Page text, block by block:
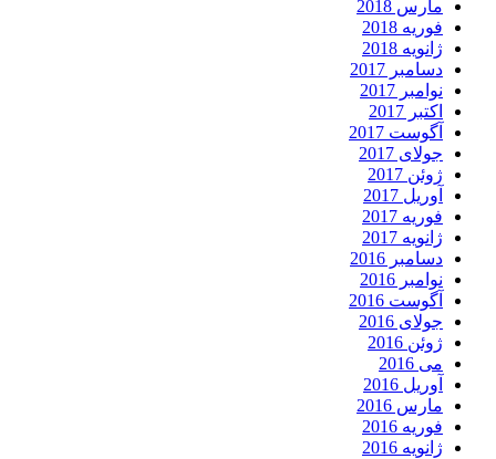
مارس 2018
فوریه 2018
ژانویه 2018
دسامبر 2017
نوامبر 2017
اکتبر 2017
آگوست 2017
جولای 2017
ژوئن 2017
آوریل 2017
فوریه 2017
ژانویه 2017
دسامبر 2016
نوامبر 2016
آگوست 2016
جولای 2016
ژوئن 2016
می 2016
آوریل 2016
مارس 2016
فوریه 2016
ژانویه 2016